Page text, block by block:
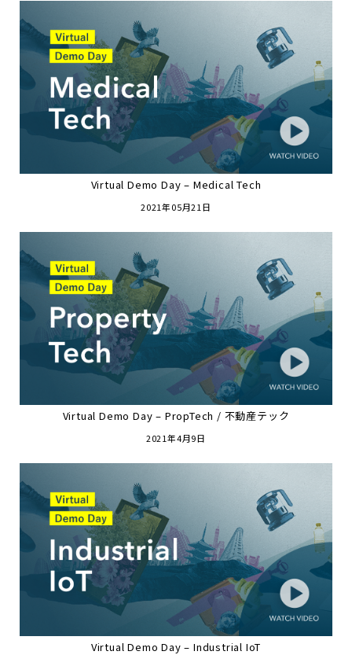
Virtual Demo Day – Medical Tech
2021年05月21日
Virtual Demo Day – PropTech / 不動産テック
2021年4月9日
Virtual Demo Day – Industrial IoT